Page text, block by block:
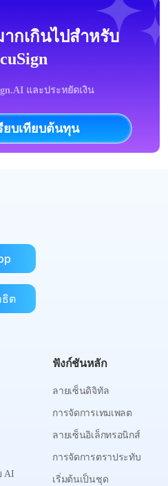
กเกินไปสำหรับ
และประหยัดเงิน
ยบเทียบต้นทุน
ต
AI
ฟังก์ชันหลัก
ลายเซ็นดิจิทัล
การจัดการเทมเพลต
ลายเซ็นอิเล็กทรอนิกส์
การจัดการตราประทับ
เริ่มต้นเป็นชุด